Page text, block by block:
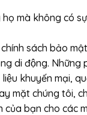
mà không có
sách bảo
di động. Những
khuyến mại,
mặt chúng tôi,
bạn cho các